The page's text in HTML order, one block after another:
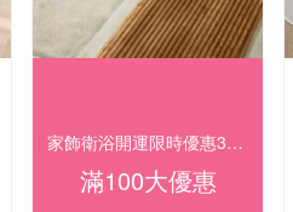
家飾衛浴開運限時優惠3折起
滿100大優惠